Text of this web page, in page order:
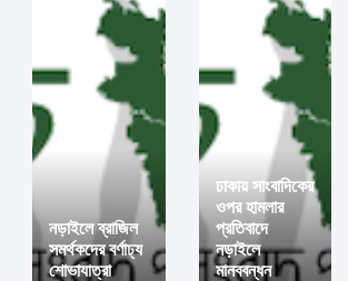
নড়াইলে ব্রাজিল
সমর্থকদের বর্ণাঢ্য
শোভাযাত্রা
ঢাকায় সাংবাদিকের
ওপর হামলার
প্রতিবাদে
নড়াইলে
মানববন্ধন